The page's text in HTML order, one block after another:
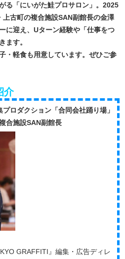
る「にいがた鮭プロサロン」。2025
古町の複合施設SAN副館長の金澤
に迎え、Uターン経験や「仕事をつ
ます。
・軽食も用意しています。ぜひご参
介
プロダクション「合同会社踊り場」
合施設SAN副館長
GRAFFITI』編集・広告ディレ